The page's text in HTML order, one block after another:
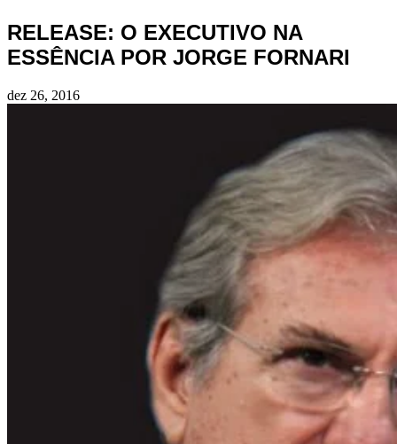
RELEASE: O EXECUTIVO NA
ESSÊNCIA POR JORGE FORNARI
dez 26, 2016